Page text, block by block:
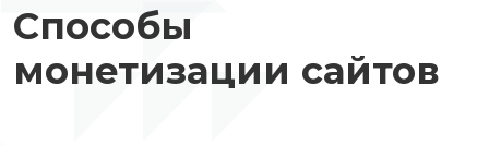
Способы
монетизации сайтов